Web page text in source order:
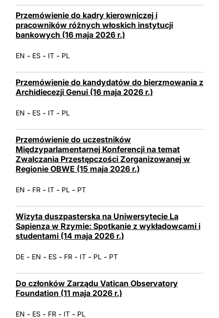
Przemówienie do kadry kierowniczej i
pracowników różnych włoskich instytucji
bankowych (16 maja 2026 r.)
EN - ES - IT - PL
Przemówienie do kandydatów do bierzmowania z
Archidiecezji Genui (16 maja 2026 r.)
EN - ES - IT - PL
Przemówienie do uczestników
Międzyparlamentarnej Konferencji na temat
Zwalczania Przestępczości Zorganizowanej w
Regionie OBWE (15 maja 2026 r.)
EN - FR - IT - PL - PT
Wizyta duszpasterska na Uniwersytecie La
Sapienza w Rzymie: Spotkanie z wykładowcami i
studentami (14 maja 2026 r.)
DE - EN - ES - FR - IT - PL - PT
Do członków Zarządu Vatican Observatory
Foundation (11 maja 2026 r.)
EN - ES - FR - IT - PL